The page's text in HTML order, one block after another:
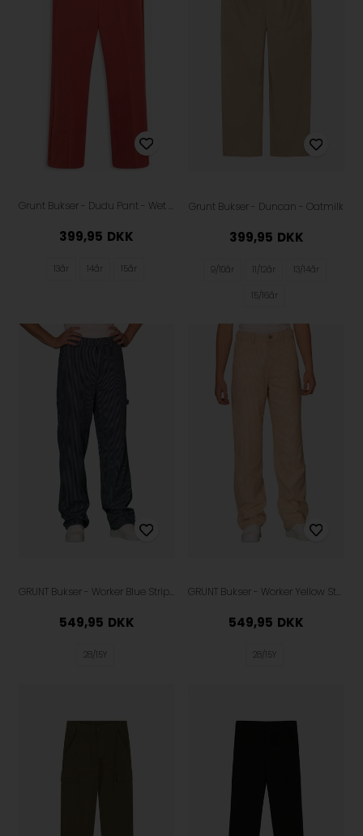
Grunt Bukser - Dudu Pant - Wet Clay
399,95 DKK
13år 14år 15år
Grunt Bukser - Duncan - Oatmilk
399,95 DKK
9/10år 11/12år 13/14år
15/16år
GRUNT Bukser - Worker Blue Stripe - Navy
549,95 DKK
28/15Y
GRUNT Bukser - Worker Yellow Stripe - Egg Shell
549,95 DKK
28/15Y